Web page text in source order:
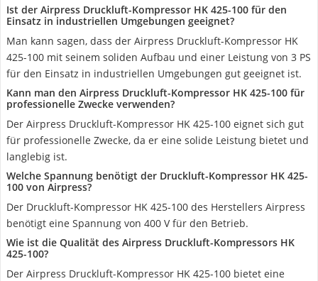
Ist der Airpress Druckluft-Kompressor HK 425-100 für den
Einsatz in industriellen Umgebungen geeignet?
Man kann sagen, dass der Airpress Druckluft-Kompressor HK
425-100 mit seinem soliden Aufbau und einer Leistung von 3 PS
für den Einsatz in industriellen Umgebungen gut geeignet ist.
Kann man den Airpress Druckluft-Kompressor HK 425-100 für
professionelle Zwecke verwenden?
Der Airpress Druckluft-Kompressor HK 425-100 eignet sich gut
für professionelle Zwecke, da er eine solide Leistung bietet und
langlebig ist.
Welche Spannung benötigt der Druckluft-Kompressor HK 425-
100 von Airpress?
Der Druckluft-Kompressor HK 425-100 des Herstellers Airpress
benötigt eine Spannung von 400 V für den Betrieb.
Wie ist die Qualität des Airpress Druckluft-Kompressors HK
425-100?
Der Airpress Druckluft-Kompressor HK 425-100 bietet eine